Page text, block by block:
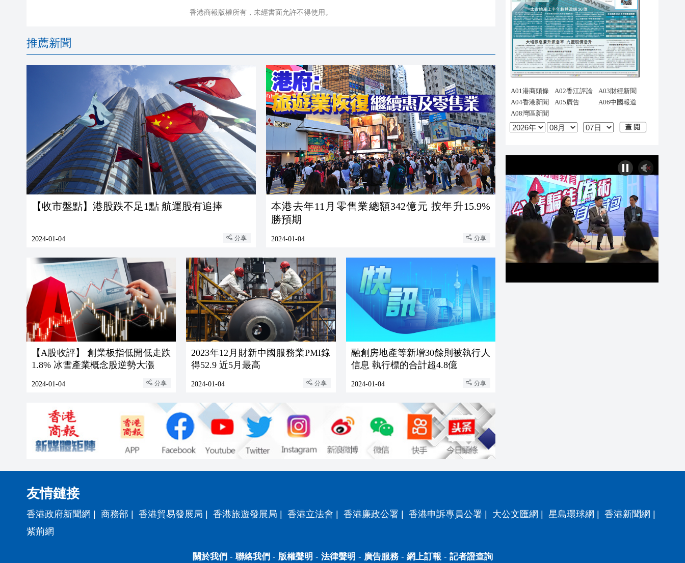
香港商報版權所有，未經書面允許不得使用。
推薦新聞
【收市盤點】港股跌不足1點 航運股有追捧
2024-01-04 分享
本港去年11月零售業總額342億元 按年升15.9%
勝預期
2024-01-04 分享
【A股收評】 創業板指低開低走跌
1.8% 冰雪產業概念股逆勢大漲
2024-01-04 分享
2023年12月財新中國服務業PMI錄
得52.9 近5月最高
2024-01-04 分享
融創房地產等新增30餘則被執行人
信息 執行標的合計超4.8億
2024-01-04 分享
友情鏈接
香港政府新聞網 | 商務部 | 香港貿易發展局 | 香港旅遊發展局 | 香港立法會 | 香港廉政公署 | 香港申訴專員公署 | 大公文匯網 | 星島環球網 | 香港新聞網 |
紫荊網
關於我們 - 聯絡我們 - 版權聲明 - 法律聲明 - 廣告服務- 網上訂報 - 記者證查詢